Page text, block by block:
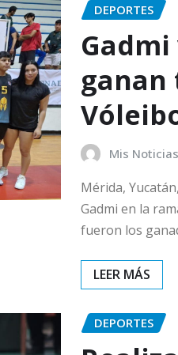
DEPORTES
ganan
Mis Noticias
Mérida,
Gadmi en la
fueron los
DEPORTES